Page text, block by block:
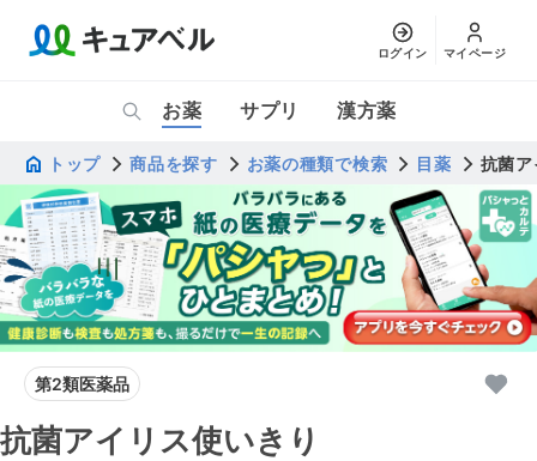
ログイン マイページ
お薬 サプリ 漢方薬
トップ 商品を探す お薬の種類で検索 目薬 抗菌
第2類医薬品
抗菌アイリス使いきり